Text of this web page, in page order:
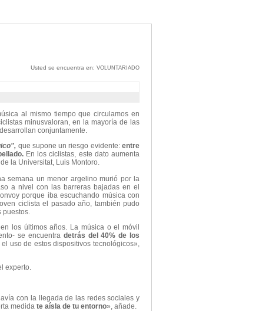
Usted se encuentra en: VOLUNTARIADO
al mismo tiempo que circulamos en
minusvaloran, en la mayoría de las
conjuntamente.
que supone un riesgo evidente:entre
En los ciclistas, este dato aumenta
la Universitat, Luis Montoro.
semana un menor argelino murió por la
a nivel con las barreras bajadas en el
porque iba escuchando música con
ciclista el pasado año, también pudo
puestos.
los últimos años. La música o el móvil
se encuentra detrás del 40% de los
uso de estos dispositivos tecnológicos»,
experto.
con la llegada de las redes sociales y
medida te aísla de tu entorno», añade.